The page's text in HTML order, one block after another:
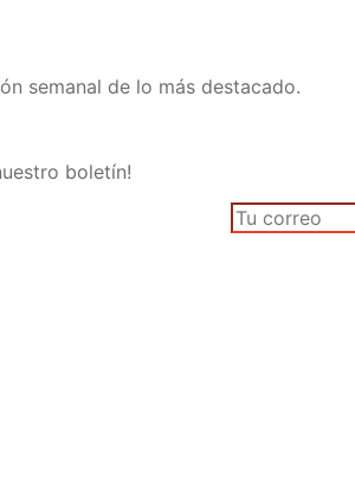
semanal de lo más destacado.
boletín!